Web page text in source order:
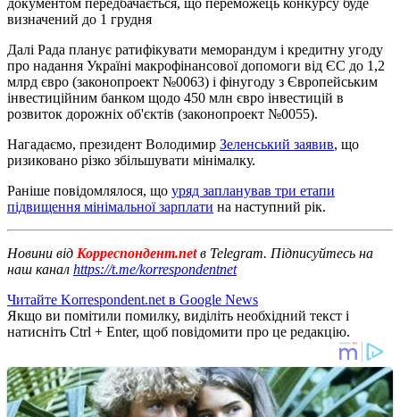
визначений до 1 грудня
Далі Рада планує ратифікувати меморандум і кредитну угоду
про надання Україні макрофінансової допомоги від ЄС до 1,2
млрд євро (законопроект №0063) і фінугоду з Європейським
інвестиційним банком щодо 450 млн євро інвестицій в
розвиток дорожніх об'єктів (законопроект №0055).
Нагадаємо, президент Володимир Зеленський заявив, що
ризиковано різко збільшувати мінімалку.
Раніше повідомлялося, що уряд запланував три етапи
підвищення мінімальної зарплати на наступний рік.
Новини від Корреспондент.netв Telegram. Підписуйтесь на
наш канал https://t.me/korrespondentnet
Читайте Korrespondent.net в Google News
Якщо ви помітили помилку, виділіть необхідний текст і
натисніть Ctrl + Enter, щоб повідомити про це редакцію.